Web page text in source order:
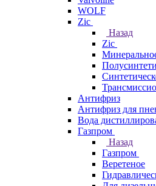
WOLF
Zic
Назад
Zic
Антифриз
Антифриз для
Вода
Газпром
Назад
Газпром
Веретеное